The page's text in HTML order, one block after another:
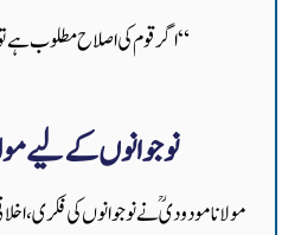
“اگر قوم کی اصلاح مطلوب ہے
نوجوانوں کے لیے
مولانا مودودیؒ نے نوجوانوں کی فکری،